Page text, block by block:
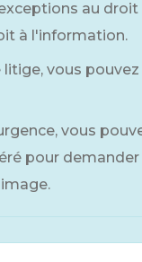
au
à l'information.
litige, vous
vous
pour